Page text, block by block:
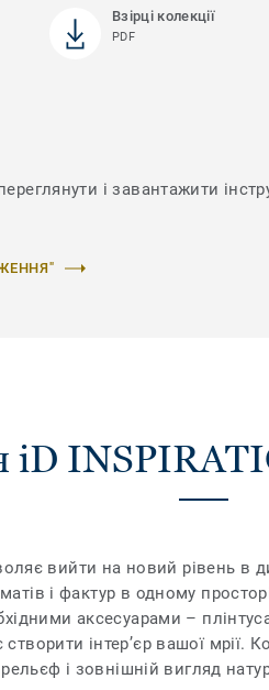
Взірці колекції
PDF
і завантажити
iD
вийти на новий рівень в
і фактур в одному
аксесуарами –
інтер’єр вашої мрії.
рельєф і зовнішній вигляд